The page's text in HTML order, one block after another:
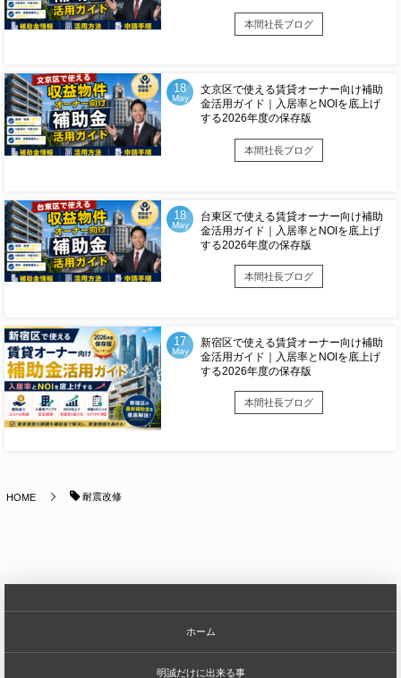
本間社長ブログ
18
May
文京区で使える賃貸オーナー向け補助
金活用ガイド｜入居率とNOIを底上げ
する2026年度の保存版
本間社長ブログ
18
May
台東区で使える賃貸オーナー向け補助
金活用ガイド｜入居率とNOIを底上げ
する2026年度の保存版
本間社長ブログ
17
May
新宿区で使える賃貸オーナー向け補助
金活用ガイド｜入居率とNOIを底上げ
する2026年度の保存版
本間社長ブログ
HOME 耐震改修
ホーム
明誠だけに出来る事